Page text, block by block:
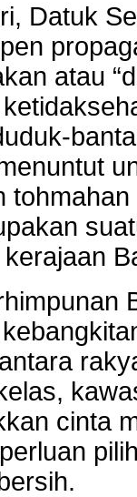
Datuk
atau
cinta